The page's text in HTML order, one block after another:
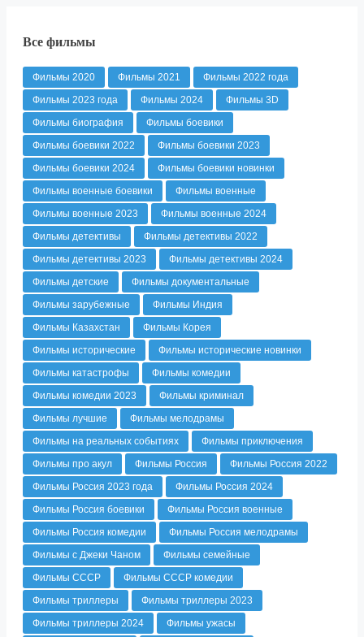
Все фильмы
Фильмы 2020 Фильмы 2021
Фильмы 2022 года
Фильмы 2023 года
Фильмы 2024
Фильмы 3D
Фильмы биография
Фильмы боевики
Фильмы боевики 2022
Фильмы боевики 2023
Фильмы боевики 2024
Фильмы боевики новинки
Фильмы военные боевики
Фильмы военные
Фильмы военные 2023
Фильмы военные 2024
Фильмы детективы
Фильмы детективы 2022
Фильмы детективы 2023
Фильмы детективы 2024
Фильмы детские
Фильмы документальные
Фильмы зарубежные
Фильмы Индия
Фильмы Казахстан
Фильмы Корея
Фильмы исторические
Фильмы исторические новинки
Фильмы катастрофы
Фильмы комедии
Фильмы комедии 2023
Фильмы криминал
Фильмы лучшие
Фильмы мелодрамы
Фильмы на реальных событиях
Фильмы приключения
Фильмы про акул
Фильмы Россия
Фильмы Россия 2022
Фильмы Россия 2023 года
Фильмы Россия 2024
Фильмы Россия боевики
Фильмы Россия военные
Фильмы Россия комедии
Фильмы Россия мелодрамы
Фильмы с Джеки Чаном
Фильмы семейные
Фильмы СССР
Фильмы СССР комедии
Фильмы триллеры
Фильмы триллеры 2023
Фильмы триллеры 2024
Фильмы ужасы